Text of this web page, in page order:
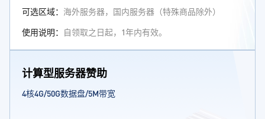
可选区域： 海外服务器，国内服务器（特殊商品除外）
使用说明：
自领取之日起，1年内有效。
计算型服务器赞助
4核4G/50G数据盘/5M带宽